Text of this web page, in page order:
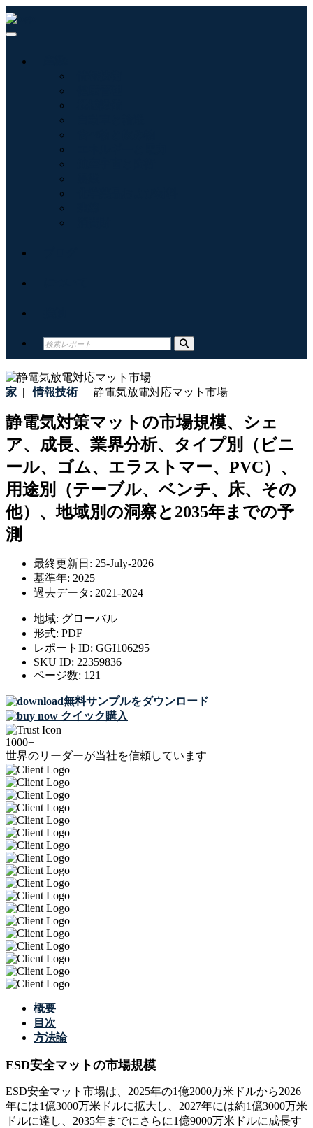
家 | 情報技術 | 静電気放電対応マット市場
静電気対策マットの市場規模、シェ
ア、成長、業界分析、タイプ別（ビニ
ール、ゴム、エラストマー、PVC）、
用途別（テーブル、ベンチ、床、その
他）、地域別の洞察と2035年までの予
測
最終更新日: 25-July-2026
基準年: 2025
過去データ: 2021-2024
地域: グローバル
形式: PDF
レポートID: GGI106295
SKU ID: 22359836
ページ数: 121
無料サンプルをダウンロード
クイック購入
1000+
世界のリーダーが当社を信頼しています
概要
目次
方法論
ESD安全マットの市場規模
ESD安全マット市場は、2025年の1億2000万米ドルから2026
年には1億3000万米ドルに拡大し、2027年には約1億3000万米
ドルに達し、2035年までにさらに1億9000万米ドルに成長す